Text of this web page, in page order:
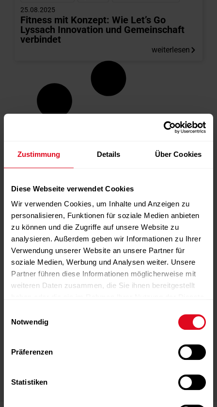
Zustimmung Details Über Cookies
Diese Webseite verwendet Cookies
Wir verwenden Cookies, um Inhalte und Anzeigen zu
personalisieren, Funktionen für soziale Medien anbieten
zu können und die Zugriffe auf unsere Website zu
analysieren. Außerdem geben wir Informationen zu Ihrer
Verwendung unserer Website an unsere Partner für
soziale Medien, Werbung und Analysen weiter. Unsere
Partner führen diese Informationen möglicherweise mit
weiteren Daten zusammen, die Sie ihnen bereitgestellt
Notwendig
Präferenzen
Statistiken
25.08.2025
Fitness mit Konzept: Wie Let’s Go
Lyssach Innovation und Gemeinschaft
verbindet
weiterlesen
-Anzeige-